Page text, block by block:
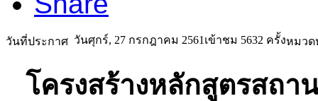
วันที่ประกาศ วันศุกร์, 27 กรกฎาคม 2561 เข้าชม 5632 ครั้งหมวด
โครงสร้างหลักสูตรสถ